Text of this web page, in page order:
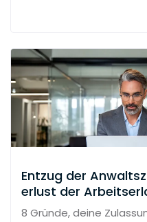
Entzug der
erlust der
8 Gründe, deine